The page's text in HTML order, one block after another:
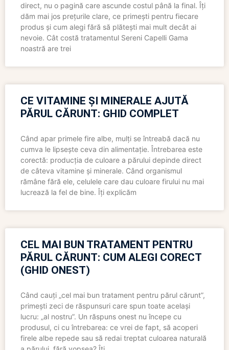
direct, nu o pagină care ascunde costul până la final. Îți
dăm mai jos prețurile clare, ce primești pentru fiecare
produs și cum alegi fără să plătești mai mult decât ai
nevoie. Cât costă tratamentul Sereni Capelli Gama
noastră are trei
CE VITAMINE ȘI MINERALE AJUTĂ
PĂRUL CĂRUNT: GHID COMPLET
Când apar primele fire albe, mulți se întreabă dacă nu
cumva le lipsește ceva din alimentație. Întrebarea este
corectă: producția de culoare a părului depinde direct
de câteva vitamine și minerale. Când organismul
rămâne fără ele, celulele care dau culoare firului nu mai
lucrează la fel de bine. Îți explicăm
CEL MAI BUN TRATAMENT PENTRU
PĂRUL CĂRUNT: CUM ALEGI CORECT
(GHID ONEST)
Când cauți „cel mai bun tratament pentru părul cărunt”,
primești zeci de răspunsuri care spun toate același
lucru: „al nostru”. Un răspuns onest nu începe cu
produsul, ci cu întrebarea: ce vrei de fapt, să acoperi
firele albe repede sau să redai treptat culoarea naturală